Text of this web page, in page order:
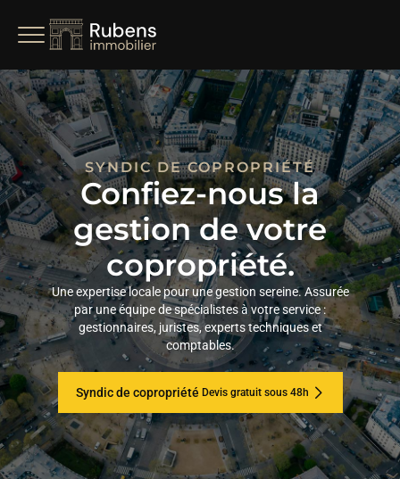
SYNDIC DE COPROPRIÉTÉ
Confiez-nous la
gestion de votre
copropriété.
Une expertise locale pour une gestion sereine. Assurée
par une équipe de spécialistes à votre service :
gestionnaires, juristes, experts techniques et
comptables.
Syndic de copropriété Devis gratuit sous 48h